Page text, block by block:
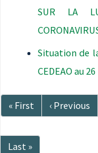
SUR LA
Situation de
CEDEAO au
Pagination
Première
page
« First
Page
précédente
‹ Previous
Dernière
Last »